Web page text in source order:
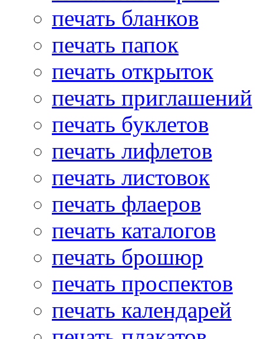
печать бланков
печать папок
печать открыток
печать приглашений
печать буклетов
печать лифлетов
печать листовок
печать флаеров
печать каталогов
печать брошюр
печать проспектов
печать календарей